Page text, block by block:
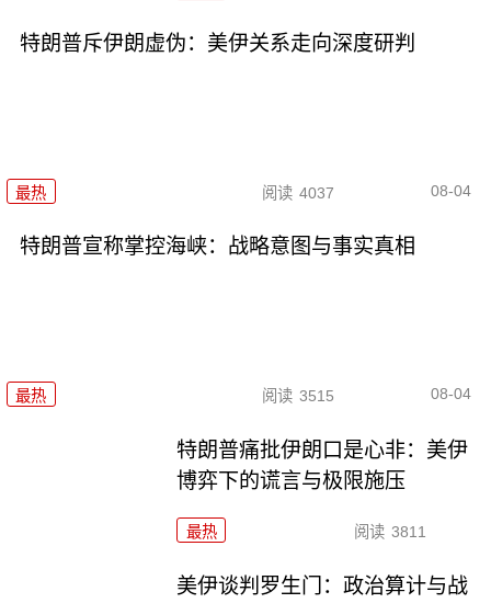
特朗普斥伊朗虚伪：美伊关系走向深度研判
最热 阅读 4037 08-04
特朗普宣称掌控海峡：战略意图与事实真相
最热 阅读 3515 08-04
特朗普痛批伊朗口是心非：美伊
博弈下的谎言与极限施压
最热 阅读 3811
美伊谈判罗生门：政治算计与战